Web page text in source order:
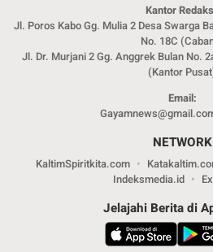
Kantor
Jl. Poros Kabo Gg. Mulia 2 Desa Swarga
No. 18C
Jl. Dr. Murjani 2 Gg. Anggrek Bulan No.
(Kantor
Email:
NETWORK
KaltimSpiritkita.com
Indeksmedia.id
Jelajahi Berita di